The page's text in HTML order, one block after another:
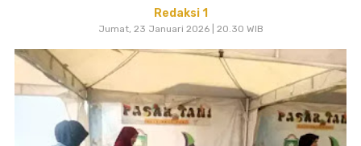
Redaksi 1
Jumat, 23 Januari 2026 | 20.30 WIB